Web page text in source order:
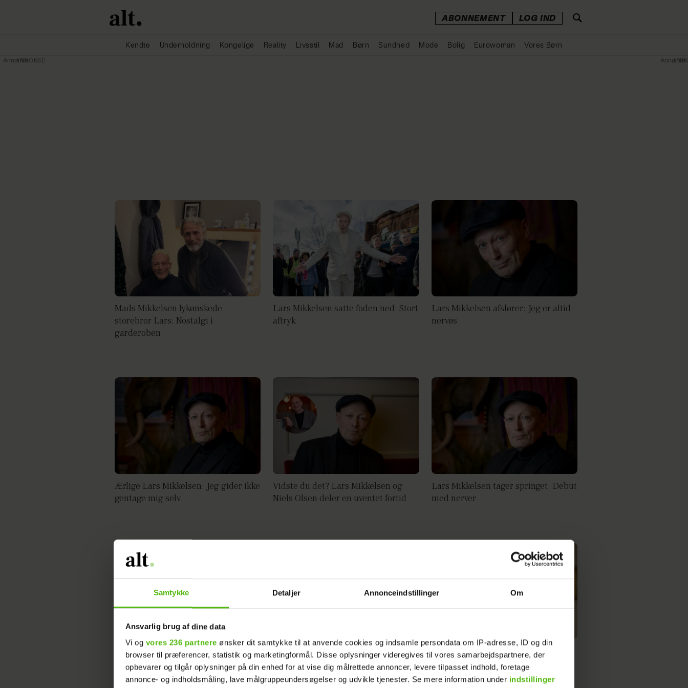
Samtykke Detaljer Annonceindstillinger Om
Ansvarlig brug af dine data
Vi og vores 236 partnere ønsker dit samtykke til at anvende cookies og indsamle persondata om IP-adresse, ID og din
browser til præferencer, statistik og marketingformål. Disse oplysninger videregives til vores samarbejdspartnere, der
opbevarer og tilgår oplysninger på din enhed for at vise dig målrettede annoncer, levere tilpasset indhold, foretage
annonce- og indholdsmåling, lave målgruppeundersøgelser og udvikle tjenester. Se mere information under indstillinger
ABONNEMENT LOG IND
Kendte Underholdning Kongelige Reality Livsstil Mad Børn Sundhed Mode Bolig Eurowoman Vores Børn
Mads Mikkelsen lykønskede
storebror Lars: Nostalgi i
garderoben
Lars Mikkelsen satte foden ned: Stort
aftryk
Lars Mikkelsen afslører: Jeg er altid
nervøs
Ærlige Lars Mikkelsen: Jeg gider ikke
gentage mig selv
Vidste du det? Lars Mikkelsen og
Niels Olsen deler en uventet fortid
Lars Mikkelsen tager springet: Debut
med nerver
Efter lang tids tavshed: Nu bekræfter
Lars Mikkelsen
Afsløring: Lars Mikkelsen skal være
med i Cirkusrevyen næste år
Livslang kærlighed: Her er Anette
Støvelbæks kendte mand
Annonce Annonce